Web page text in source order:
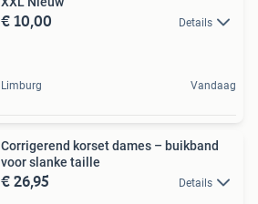
€ 10,00 Details
Limburg Vandaag
Corrigerend korset dames – buikband
voor slanke taille
€ 26,95 Details